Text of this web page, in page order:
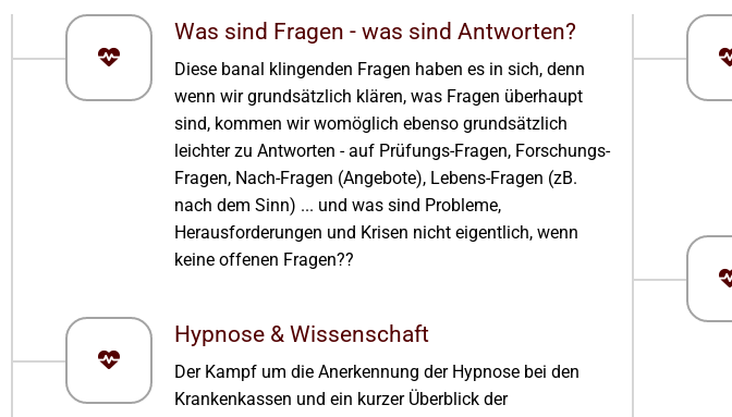
Was sind Fragen - was sind Antworten?
Diese banal klingenden Fragen haben es in sich, denn
wenn wir grundsätzlich klären, was Fragen überhaupt
sind, kommen wir womöglich ebenso grundsätzlich
leichter zu Antworten - auf Prüfungs-Fragen, Forschungs-
Fragen, Nach-Fragen (Angebote), Lebens-Fragen (zB.
nach dem Sinn) ... und was sind Probleme,
Herausforderungen und Krisen nicht eigentlich, wenn
keine offenen Fragen??
Hypnose & Wissenschaft
Der Kampf um die Anerkennung der Hypnose bei den
Krankenkassen und ein kurzer Überblick der